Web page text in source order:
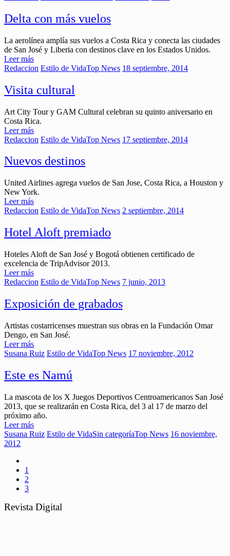
Delta con más vuelos
La aerolínea amplía sus vuelos a Costa Rica y conecta las ciudades
de San José y Liberia con destinos clave en los Estados Unidos.
Leer más
Redaccion Estilo de VidaTop News 18 septiembre, 2014
Visita cultural
Art City Tour y GAM Cultural celebran su quinto aniversario en
Costa Rica.
Leer más
Redaccion Estilo de VidaTop News 17 septiembre, 2014
Nuevos destinos
United Airlines agrega vuelos de San Jose, Costa Rica, a Houston y
New York.
Leer más
Redaccion Estilo de VidaTop News 2 septiembre, 2014
Hotel Aloft premiado
Hoteles Aloft de San José y Bogotá obtienen certificado de
excelencia de TripAdvisor 2013.
Leer más
Redaccion Estilo de VidaTop News 7 junio, 2013
Exposición de grabados
Artistas costarricenses muestran sus obras en la Fundación Omar
Dengo, en San José.
Leer más
Susana Ruiz Estilo de VidaTop News 17 noviembre, 2012
Este es Namú
La mascota de los X Juegos Deportivos Centroamericanos San José
2013, que se realizarán en Costa Rica, del 3 al 17 de marzo del
próximo año.
Leer más
Susana Ruiz Estilo de VidaSin categoríaTop News 16 noviembre,
2012
1
2
3
Revista Digital